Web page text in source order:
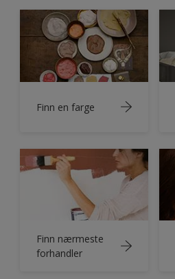
Finn en farge
Finn nærmeste
forhandler